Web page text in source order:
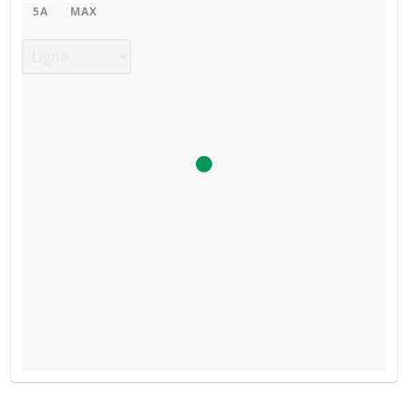
5A MAX
COURS DU SOUS-JACENT ATTENDU QUANTITÉ
PROSPECTUS DE BASE